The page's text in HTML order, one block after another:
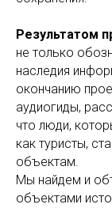
Результатом
не только
наследия
окончанию
аудиогиды,
что люди,
как туристы,
объектам.
Мы найдем и
объектами